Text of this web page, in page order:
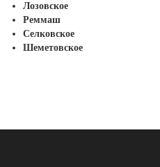
Лозовское
Реммаш
Селковское
Шеметовское